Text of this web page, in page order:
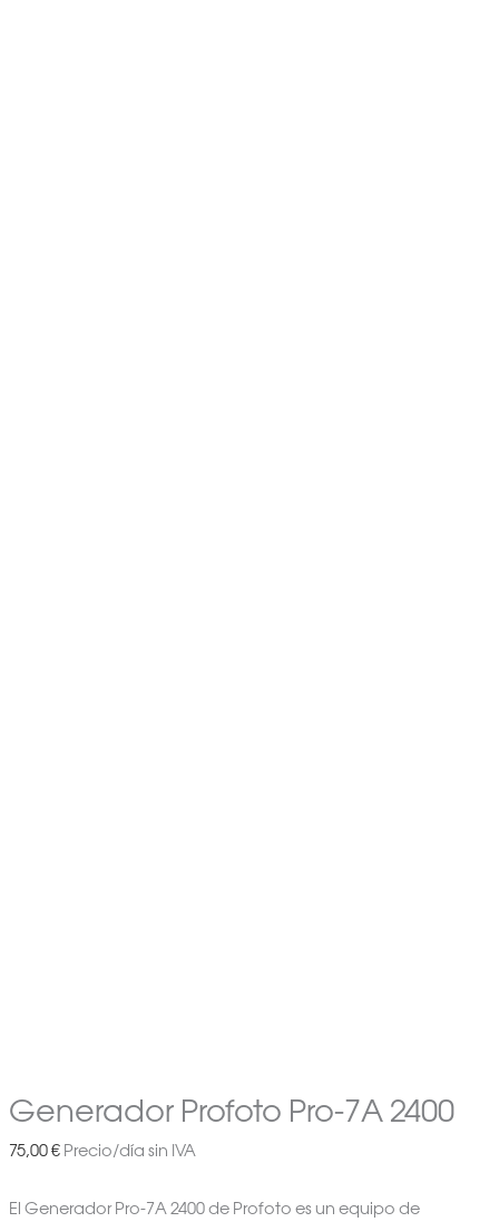
Generador Profoto Pro-7A 2400
75,00€ Precio/día sin IVA
El Generador Pro-7A 2400 de Profoto es un equipo de